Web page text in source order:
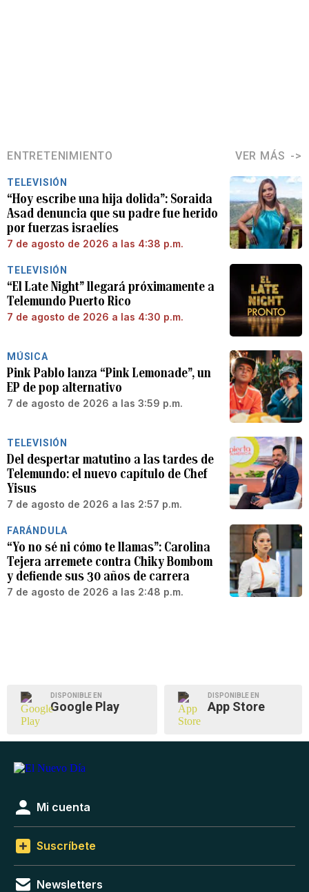
ENTRETENIMIENTO VER MÁS
TELEVISIÓN
“Hoy escribe una hija dolida”: Soraida
Asad denuncia que su padre fue herido
por fuerzas israelíes
7 de agosto de 2026 a las 4:38 p.m.
TELEVISIÓN
“El Late Night” llegará próximamente a
Telemundo Puerto Rico
7 de agosto de 2026 a las 4:30 p.m.
MÚSICA
Pink Pablo lanza “Pink Lemonade”, un
EP de pop alternativo
7 de agosto de 2026 a las 3:59 p.m.
TELEVISIÓN
Del despertar matutino a las tardes de
Telemundo: el nuevo capítulo de Chef
Yisus
7 de agosto de 2026 a las 2:57 p.m.
FARÁNDULA
“Yo no sé ni cómo te llamas”: Carolina
Tejera arremete contra Chiky Bombom
y defiende sus 30 años de carrera
7 de agosto de 2026 a las 2:48 p.m.
DISPONIBLE EN
Google Play
DISPONIBLE EN
App Store
Mi cuenta
Suscríbete
Newsletters